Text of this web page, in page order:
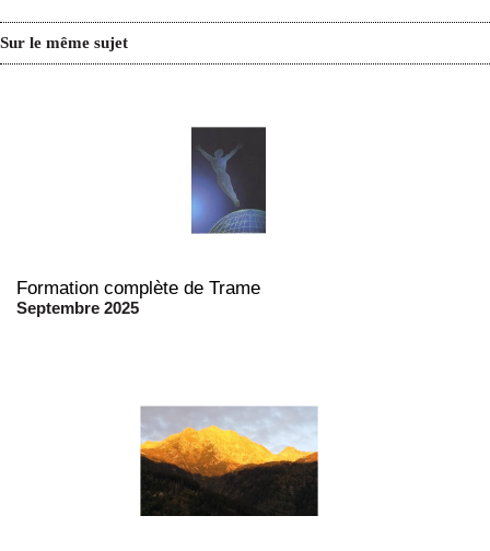
Sur le même sujet
Formation complète de Trame
Septembre 2025